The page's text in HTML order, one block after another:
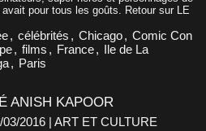
pour tous les goûts. Retour sur LE
, célébrités , Chicago, Comic Con
, films , France, Ile de La
, Paris
ANISH KAPOOR
03/2016 | ART ET CULTURE